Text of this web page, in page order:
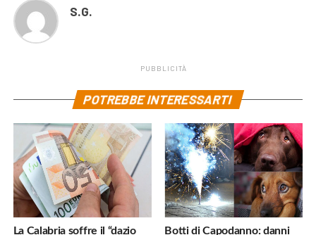
S.G.
PUBBLICITÀ
POTREBBE INTERESSARTI
La Calabria soffre il “dazio
Botti di Capodanno: danni